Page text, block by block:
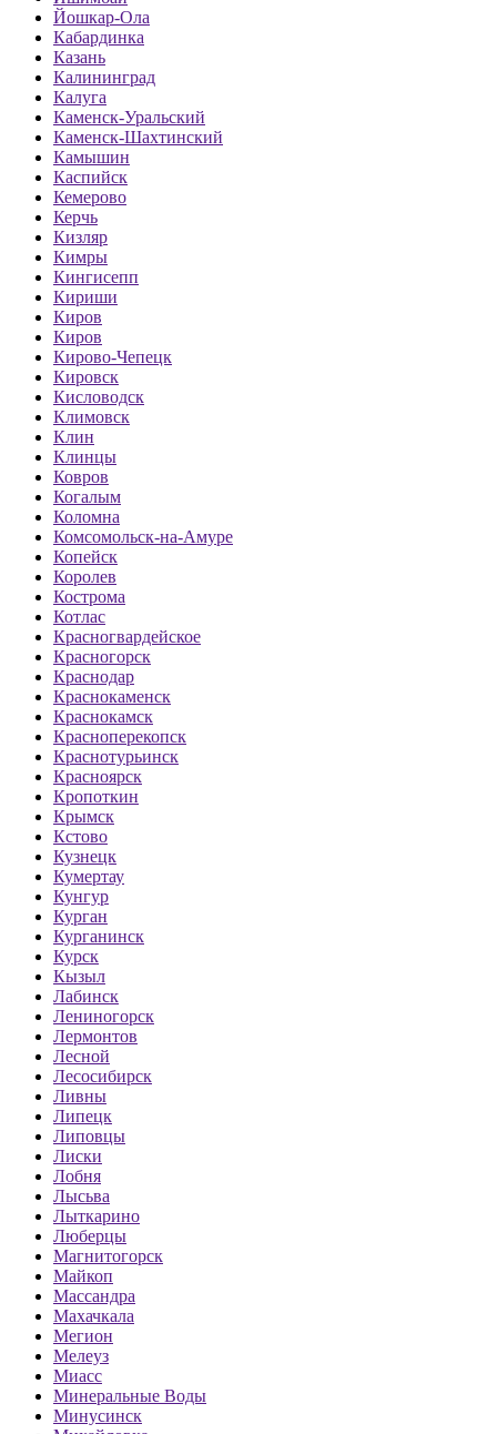
Йошкар-Ола
Кабардинка
Казань
Калининград
Калуга
Каменск-Уральский
Каменск-Шахтинский
Камышин
Каспийск
Кемерово
Керчь
Кизляр
Кимры
Кингисепп
Кириши
Киров
Киров
Кирово-Чепецк
Кировск
Кисловодск
Климовск
Клин
Клинцы
Ковров
Когалым
Коломна
Комсомольск-на-Амуре
Копейск
Королев
Кострома
Котлас
Красногвардейское
Красногорск
Краснодар
Краснокаменск
Краснокамск
Красноперекопск
Краснотурьинск
Красноярск
Кропоткин
Крымск
Кстово
Кузнецк
Кумертау
Кунгур
Курган
Курганинск
Курск
Кызыл
Лабинск
Лениногорск
Лермонтов
Лесной
Лесосибирск
Ливны
Липецк
Липовцы
Лиски
Лобня
Лысьва
Лыткарино
Люберцы
Магнитогорск
Майкоп
Массандра
Махачкала
Мегион
Мелеуз
Миасс
Минеральные Воды
Минусинск